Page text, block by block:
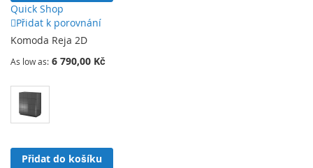
Quick Shop
Přidat k porovnání
Komoda Reja 2D
As low as 6 790,00 Kč
Přidat do košíku